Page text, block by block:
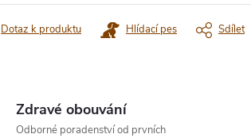
Dotaz k produktu Hlídací pes Sdílet
Zdravé obouvání
Odborné poradenství od prvních